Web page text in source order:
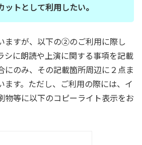
トとして利用したい。
ますが、以下の②のご利用に際し
シに朗読や上演に関する事項を記載
にのみ、その記載箇所周辺に２点ま
ます。ただし、ご利用の際には、イ
物等に以下のコピーライト表示をお